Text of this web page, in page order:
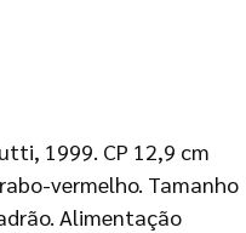
1999. CP 12,9 cm
vermelho. Tamanho
Alimentação